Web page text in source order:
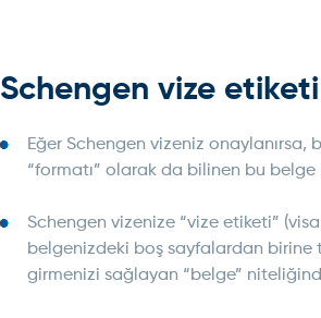
Schengen vize
Eğer Schengen vizeniz onaylanırsa,
“formatı” olarak da bilinen bu
Schengen vizenize “vize etiketi”
belgenizdeki boş sayfalardan birine
girmenizi sağlayan “belge”